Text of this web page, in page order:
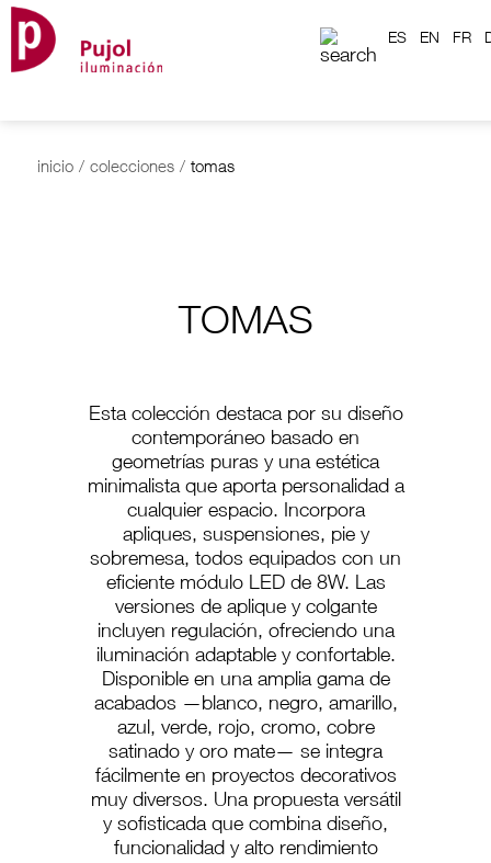
ES EN FR
inicio / colecciones / tomas
TOMAS
Esta colección destaca por su diseño
contemporáneo basado en
geometrías puras y una estética
minimalista que aporta personalidad a
cualquier espacio. Incorpora
apliques, suspensiones, pie y
sobremesa, todos equipados con un
eficiente módulo LED de 8W. Las
versiones de aplique y colgante
incluyen regulación, ofreciendo una
iluminación adaptable y confortable.
Disponible en una amplia gama de
acabados —blanco, negro, amarillo,
azul, verde, rojo, cromo, cobre
satinado y oro mate— se integra
fácilmente en proyectos decorativos
muy diversos. Una propuesta versátil
y sofisticada que combina diseño,
funcionalidad y alto rendimiento